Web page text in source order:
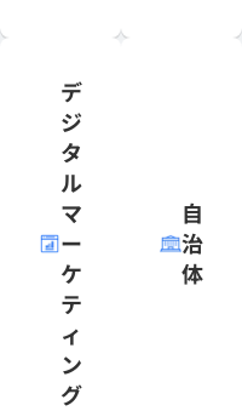
デ
ジ
タ
ル
マ
ー
ケ
テ
ィ
ン
グ
自
治
体